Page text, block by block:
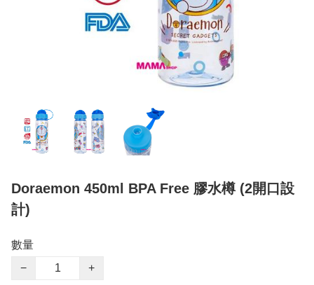
Doraemon 450ml BPA Free 膠水樽 (2開口設
計)
數量
−
+